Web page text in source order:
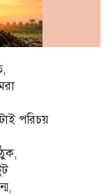
পরিচয়